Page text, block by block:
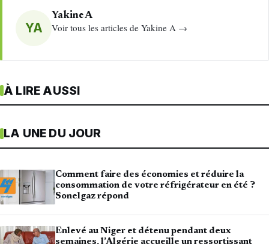
YA
Yakine A
Voir tous les articles de Yakine A →
À LIRE AUSSI
LA UNE DU JOUR
Comment faire des économies et réduire la
consommation de votre réfrigérateur en été ?
Sonelgaz répond
Enlevé au Niger et détenu pendant deux
semaines, l’Algérie accueille un ressortissant